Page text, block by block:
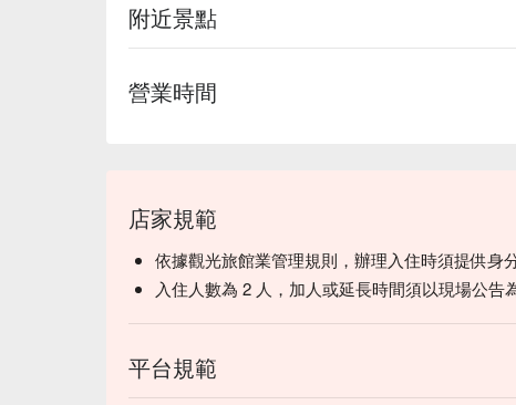
附近景點
營業時間
店家規範
依據觀光旅館業管理規則，辦理入住時須提供身
入住人數為 2 人，加人或延長時間須以現場公告為
平台規範